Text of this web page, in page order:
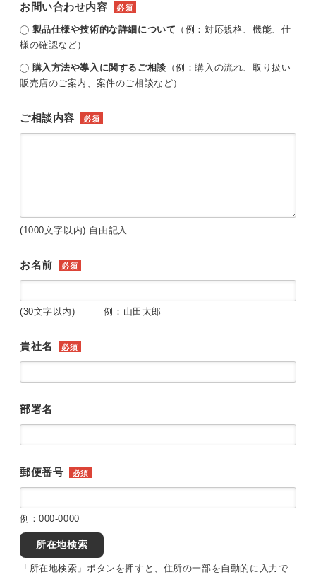
お問い合わせ内容 必須
製品仕様や技術的な詳細について （例：対応規格、機能、仕
様の確認など）
購入方法や導入に関するご相談 （例：購入の流れ、取り扱い
販売店のご案内、案件のご相談など）
ご相談内容 必須
(1000文字以内) 自由記入
お名前 必須
(30文字以内) 例：山田太郎
貴社名 必須
部署名
郵便番号 必須
例：000-0000
所在地検索
「所在地検索」ボタンを押すと、住所の一部を自動的に入力で